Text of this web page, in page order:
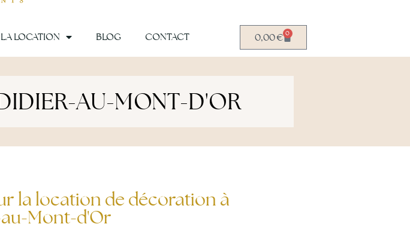
LOCATION BLOG CONTACT 0,00€ 0
AU-MONT-D'OR
la location de décoration à
Mont-d'Or